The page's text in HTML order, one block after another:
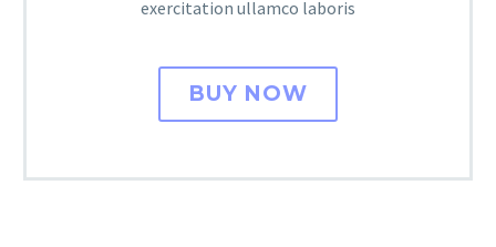
exercitation ullamco laboris
BUY NOW